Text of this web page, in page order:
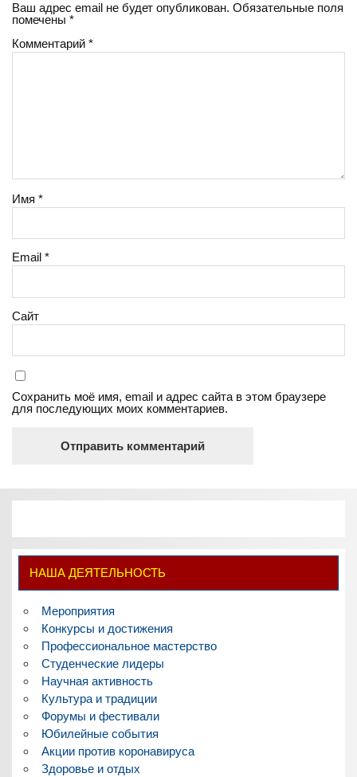
Ваш адрес email не будет опубликован. Обязательные поля
помечены*
Комментарий*
Имя*
Email*
Сайт
Сохранить моё имя, email и адрес сайта в этом браузере
для последующих моих комментариев.
НАША ДЕЯТЕЛЬНОСТЬ
Мероприятия
Конкурсы и достижения
Профессиональное мастерство
Студенческие лидеры
Научная активность
Культура и традиции
Форумы и фестивали
Юбилейные события
Акции против коронавируса
Здоровье и отдых